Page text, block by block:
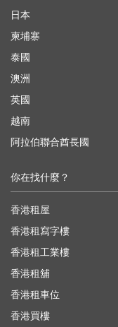
日本
柬埔寨
泰國
澳洲
英國
越南
阿拉伯聯合酋長國
你在找什麼？
香港租屋
香港租寫字樓
香港租工業樓
香港租舖
香港租車位
香港買樓